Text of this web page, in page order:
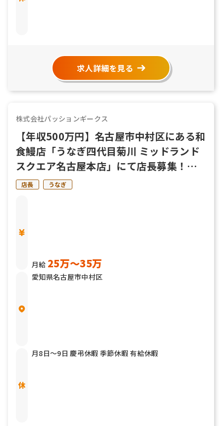
求人詳細を見る
株式会社パッションギークス
【年収500万円】名古屋市中村区にある和
食鰻店「うなぎ四代目菊川 ミッドランド
スクエア名古屋本店」にて店長募集！社
宅あり◎
店長 うなぎ
月給 25万〜35万
愛知県名古屋市中村区
月8日〜9日 慶弔休暇 季節休暇 有給休暇